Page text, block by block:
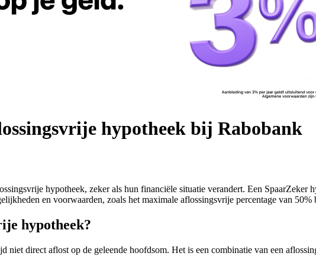
hypotheek bij Rabobank
hypotheek, zeker als hun financiële situatie verandert. Een SpaarZeker
en voorwaarden, zoals het maximale aflossingsvrije percentage van 50%
hypotheek?
direct aflost op de geleende hoofdsom. Het is een combinatie van een